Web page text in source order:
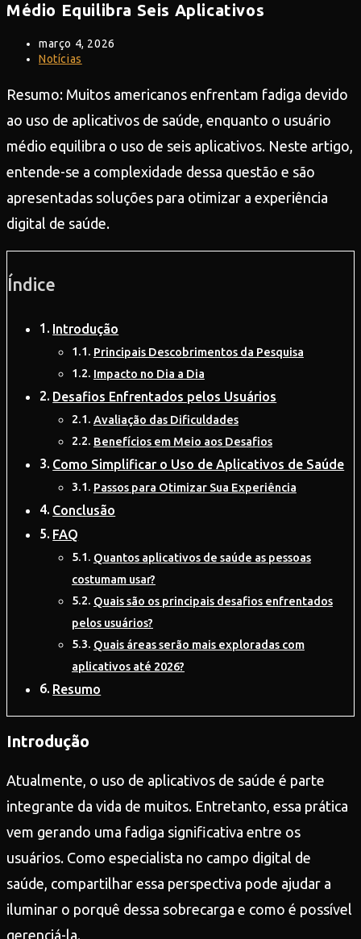
Médio Equilibra Seis Aplicativos
Post
publicado:
março 4, 2026
Categoria
Notícias
Resumo: Muitos americanos enfrentam fadiga devido
ao uso de aplicativos de saúde, enquanto o usuário
médio equilibra o uso de seis aplicativos. Neste artigo,
entende-se a complexidade dessa questão e são
apresentadas soluções para otimizar a experiência
digital de saúde.
Índice
Introdução
Principais Descobrimentos da Pesquisa
Impacto no Dia a Dia
Desafios Enfrentados pelos Usuários
Avaliação das Dificuldades
Benefícios em Meio aos Desafios
Como Simplificar o Uso de Aplicativos de Saúde
Passos para Otimizar Sua Experiência
Conclusão
FAQ
Quantos aplicativos de saúde as pessoas
costumam usar?
Quais são os principais desafios enfrentados
pelos usuários?
Quais áreas serão mais exploradas com
aplicativos até 2026?
Resumo
Introdução
Atualmente, o uso de aplicativos de saúde é parte
integrante da vida de muitos. Entretanto, essa prática
vem gerando uma fadiga significativa entre os
usuários. Como especialista no campo digital de
saúde, compartilhar essa perspectiva pode ajudar a
iluminar o porquê dessa sobrecarga e como é possível
gerenciá-la.